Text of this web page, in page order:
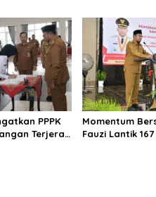
PPPK
Terjerat
Momentum
Fauzi Lantik